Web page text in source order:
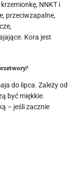
NNKT i
przeciwzapalne,
Kora jest
do lipca. Zależy od
być miękkie.
– jeśli zacznie